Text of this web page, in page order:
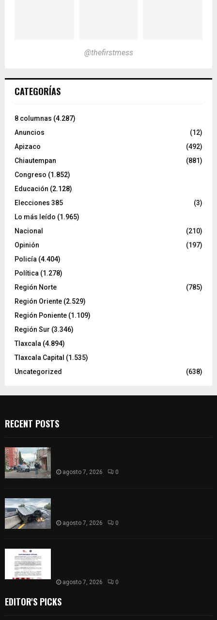
@thefirstmess
CATEGORÍAS
8 columnas (4.287)
Anuncios
(12)
Apizaco
(492)
Chiautempan
(881)
Congreso (1.852)
Educación (2.128)
Elecciones 385
(3)
Lo más leído (1.965)
Nacional
(210)
Opinión
(197)
Policía (4.404)
Política (1.278)
Región Norte
(785)
Región Oriente (2.529)
Región Poniente (1.109)
Región Sur (3.346)
Tlaxcala (4.894)
Tlaxcala Capital (1.535)
Uncategorized
(638)
RECENT POSTS
agosto 7, 2026 0
agosto 7, 2026 0
agosto 7, 2026 0
EDITOR'S PICKS